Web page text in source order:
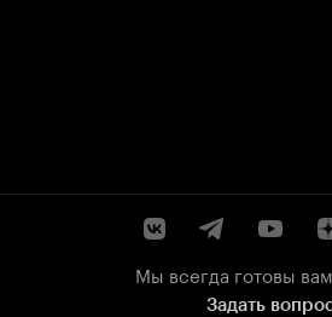
Мы всегда готовы
Задать